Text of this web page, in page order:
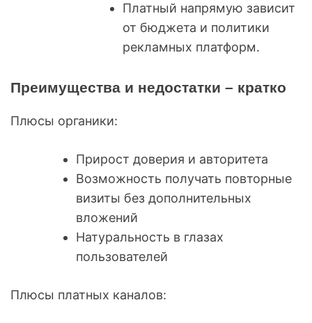
Платный напрямую зависит
от бюджета и политики
рекламных платформ.
Преимущества и недостатки – кратко
Плюсы органики:
Прирост доверия и авторитета
Возможность получать повторные
визиты без дополнительных
вложений
Натуральность в глазах
пользователей
Плюсы платных каналов: